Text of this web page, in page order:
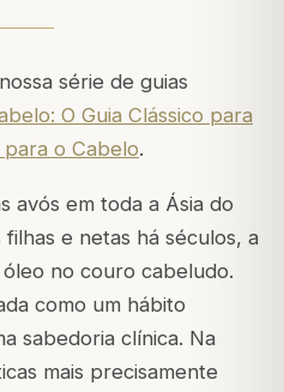
série de guias
O Guia Clássico para
o Cabelo.
avós em toda a Ásia do
e netas há séculos, a
óleo no couro cabeludo.
como um hábito
sabedoria clínica. Na
mais precisamente